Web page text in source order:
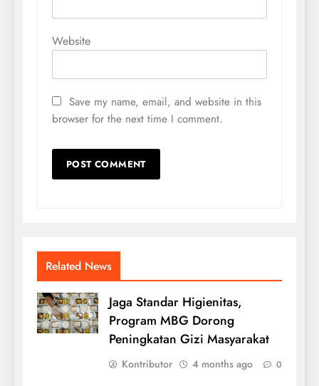
Website
Save my name, email, and website in this
browser for the next time I comment.
Related News
Jaga Standar Higienitas,
Program MBG Dorong
Peningkatan Gizi Masyarakat
Kontributor 4 months ago 0